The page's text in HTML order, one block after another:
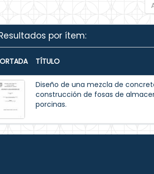
por ítem:
TÍTULO
Diseño de una mezcla de
construcción de fosas de
porcinas.